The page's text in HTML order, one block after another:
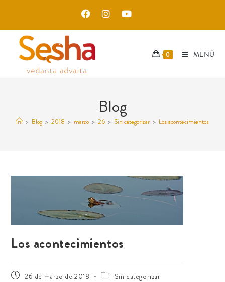
0 MENÚ
Blog
> Blog > 2018 > marzo > 26 > Sin categorizar > Los acontecimientos
Los acontecimientos
26 de marzo de 2018 Sin categorizar